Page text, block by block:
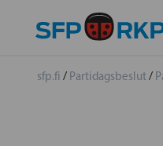
sfp.fi / Partidagsbeslut/